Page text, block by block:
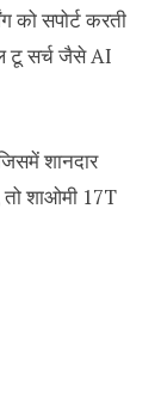
को सपोर्ट करती
टू सर्च जैसे AI
शानदार
तो शाओमी 17T